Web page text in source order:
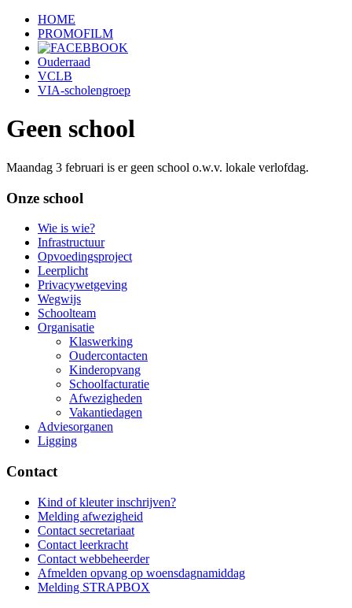
HOME
PROMOFILM
Ouderraad
VCLB
VIA-scholengroep
Geen school
Maandag 3 februari is er geen school o.w.v. lokale verlofdag.
Onze school
Wie is wie?
Infrastructuur
Opvoedingsproject
Leerplicht
Privacywetgeving
Wegwijs
Schoolteam
Organisatie
Klaswerking
Oudercontacten
Kinderopvang
Schoolfacturatie
Afwezigheden
Vakantiedagen
Adviesorganen
Ligging
Contact
Kind of kleuter inschrijven?
Melding afwezigheid
Contact secretariaat
Contact leerkracht
Contact webbeheerder
Afmelden opvang op woensdagnamiddag
Melding STRAPBOX